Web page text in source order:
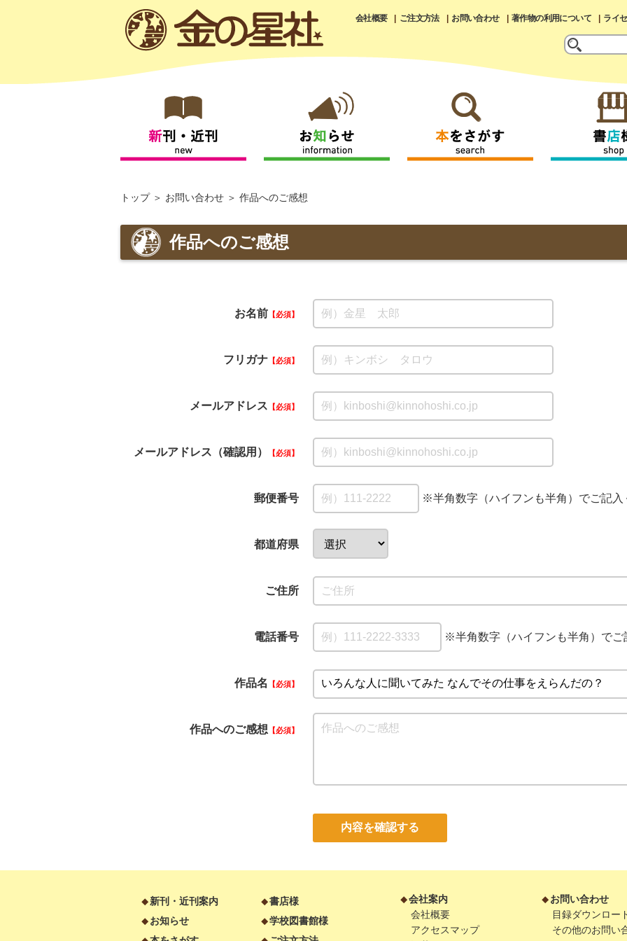
会社概要 ご注文方法 お問い合わせ 著作物の利用について ライ
トップ お問い合わせ 作品へのご感想
作品へのご感想
お名前 必須
フリガナ 必須
メールアドレス 必須
メールアドレス（確認用） 必須
郵便番号 ※半角数字（ハイフンも半角）でご記入
都道府県
ご住所
電話番号 ※半角数字（ハイフンも半角）でご
作品名 必須
作品へのご感想 必須
内容を確認する
新刊・近刊案内
お知らせ
書店様
学校図書館様
会社案内
会社概要
アクセスマップ
お問い合わせ
目録ダウンロー
その他のお問い